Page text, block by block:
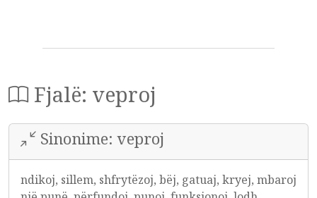
Fjalë: veproj
Sinonime: veproj
ndikoj, sillem, shfrytëzoj, bëj, gatuaj, kryej, mbaroj